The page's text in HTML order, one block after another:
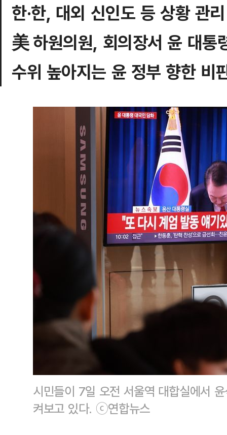
한·한, 대외 신인도 등 상황 관
美 하원의원, 회의장서 윤 대통
수위 높아지는 윤 정부 향한 비
시민들이 7일 오전 서울역 대합실에서
켜보고 있다. ⓒ연합뉴스